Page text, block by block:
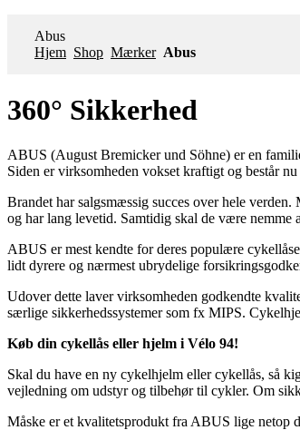
Abus
Hjem Shop Mærker Abus
360° Sikkerhed
ABUS (August Bremicker und Söhne) er en
Siden er virksomheden vokset kraftigt og består
Brandet har salgsmæssig succes over hele
og har lang levetid. Samtidig skal de være nemme
ABUS er mest kendte for deres populære
lidt dyrere og nærmest ubrydelige
Udover dette laver virksomheden godkendte
særlige sikkerhedssystemer som fx MIPS.
Køb din cykellås eller hjelm i Vélo 94!
Skal du have en ny cykelhjelm eller cykellås, så
vejledning om udstyr og tilbehør til cykler. Om
Måske er et kvalitetsprodukt fra ABUS lige netop